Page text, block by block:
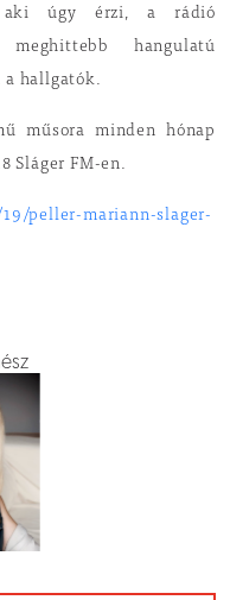
aki úgy érzi, a rádió
hangulatú
a hallgatók.
műsora minden hónap
Sláger FM-en.
peller-mariann-slager-